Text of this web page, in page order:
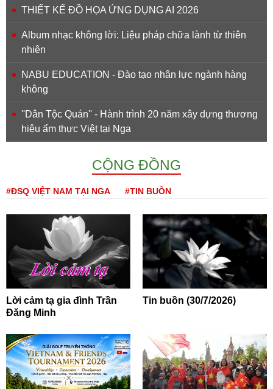
THIẾT KẾ ĐỒ HỌA ỨNG DỤNG AI 2026
Album nhạc không lời: Liệu pháp chữa lành từ thiên
nhiên
NABU EDUCATION - Đào tạo nhân lực ngành hàng
không
''Dân Tộc Quán'' - Hành trình 20 năm xây dựng thương
hiệu ẩm thực Việt tại Nga
CỘNG ĐỒNG
#ĐSQ VIỆT NAM TẠI NGA #TIN BUỒN
Lời cảm tạ gia đình Trần
Đăng Minh
Tin buồn (30/7/2026)